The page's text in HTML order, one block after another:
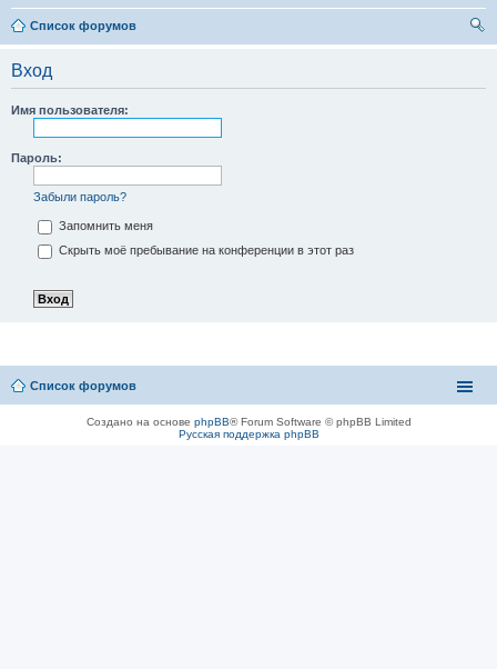
Список форумов
Вход
Имя пользователя:
Пароль:
Забыли пароль?
Запомнить меня
Скрыть моё пребывание на конференции в этот раз
Список форумов
Создано на основе phpBB® Forum Software © phpBB Limited
Русская поддержка phpBB